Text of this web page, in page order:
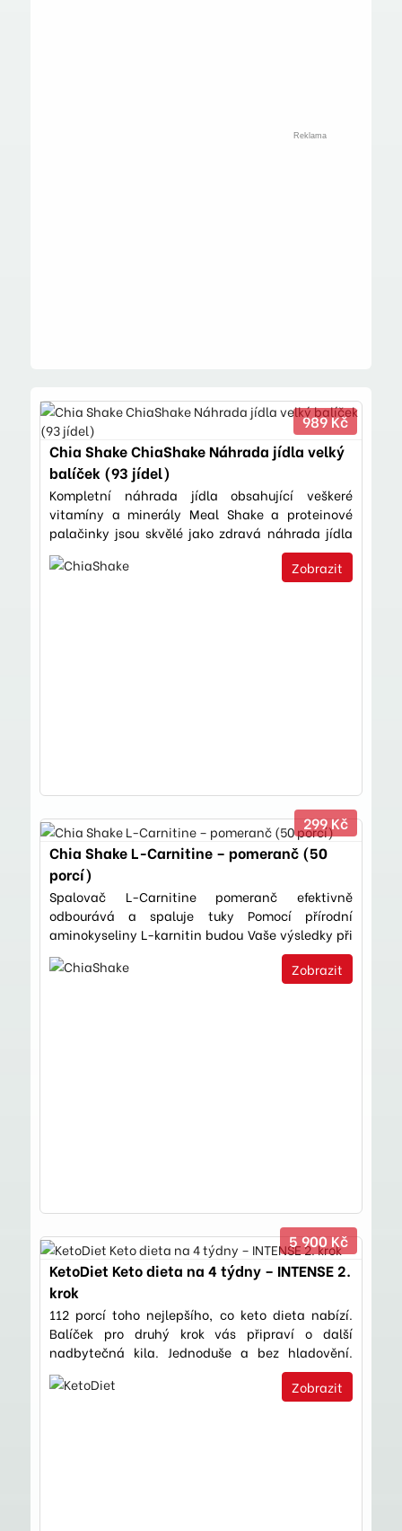
989 Kč
Chia Shake ChiaShake Náhrada jídla velký
balíček (93 jídel)
Kompletní náhrada jídla obsahující veškeré
vitamíny a minerály Meal Shake a proteinové
palačinky jsou skvělé jako zdravá náhrada jídla
doma, v práci i na…
Zobrazit
299 Kč
Chia Shake L-Carnitine – pomeranč (50
porcí)
Spalovač L-Carnitine pomeranč efektivně
odbourává a spaluje tuky Pomocí přírodní
aminokyseliny L-karnitin budou Vaše výsledky při
hubnutí rychlejší. …
Zobrazit
5 900 Kč
KetoDiet Keto dieta na 4 týdny – INTENSE 2.
krok
112 porcí toho nejlepšího, co keto dieta nabízí.
Balíček pro druhý krok vás připraví o další
nadbytečná kila. Jednoduše a bez hladovění.
Pusťte se do toho.
Zobrazit